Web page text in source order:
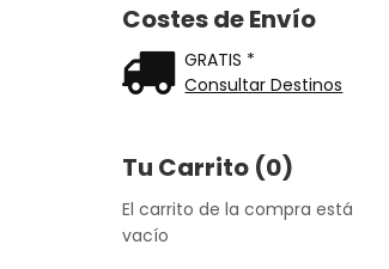
Costes de Envío
GRATIS *
Consultar Destinos
Tu Carrito (0)
El carrito de la compra está
vacío